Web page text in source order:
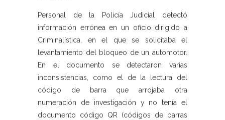
Personal de la Policía Judicial detectó
información errónea en un oficio dirigido a
Criminalística, en el que se solicitaba el
levantamiento del bloqueo de un automotor.
En el documento se detectaron varias
inconsistencias, como el de la lectura del
código de barra que arrojaba otra
numeración de investigación y no tenía el
documento código QR (códigos de barras